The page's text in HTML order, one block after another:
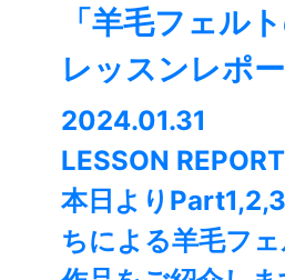
「羊毛フェル
レッスンレポ
2024.01.31
LESSON REPORT
本日より
ちによる羊毛フ